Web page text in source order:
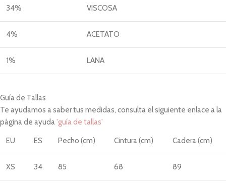
34% VISCOSA
4% ACETATO
1% LANA
Guía de Tallas
Te ayudamos a saber tus medidas, consulta el siguiente enlace a la
página de ayuda'guía de tallas'
EU ES Pecho (cm) Cintura (cm) Cadera (cm)
XS 34 85 68 89